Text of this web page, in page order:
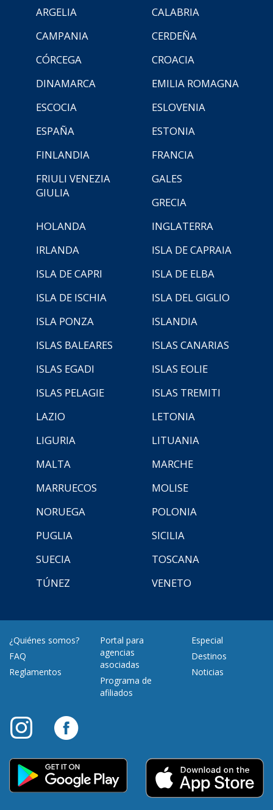
ARGELIA
CALABRIA
CAMPANIA
CERDEÑA
CÓRCEGA
CROACIA
DINAMARCA
EMILIA ROMAGNA
ESCOCIA
ESLOVENIA
ESPAÑA
ESTONIA
FINLANDIA
FRANCIA
FRIULI VENEZIA
GIULIA
GALES
GRECIA
HOLANDA
INGLATERRA
IRLANDA
ISLA DE CAPRAIA
ISLA DE CAPRI
ISLA DE ELBA
ISLA DE ISCHIA
ISLA DEL GIGLIO
ISLA PONZA
ISLANDIA
ISLAS BALEARES
ISLAS CANARIAS
ISLAS EGADI
ISLAS EOLIE
ISLAS PELAGIE
ISLAS TREMITI
LAZIO
LETONIA
LIGURIA
LITUANIA
MALTA
MARCHE
MARRUECOS
MOLISE
NORUEGA
POLONIA
PUGLIA
SICILIA
SUECIA
TOSCANA
TÚNEZ
VENETO
¿Quiénes somos?
FAQ
Reglamentos
Portal para
agencias
asociadas
Programa de
afiliados
Especial
Destinos
Noticias